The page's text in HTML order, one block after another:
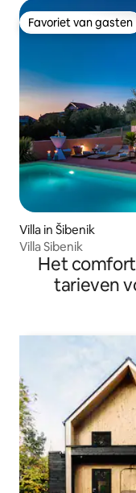
Favoriet van gasten
Favoriet van gasten
Villa in Šibenik
Villa Sibenik
Het
tarieven